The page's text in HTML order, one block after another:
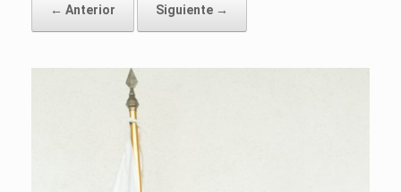
← Anterior Siguiente →